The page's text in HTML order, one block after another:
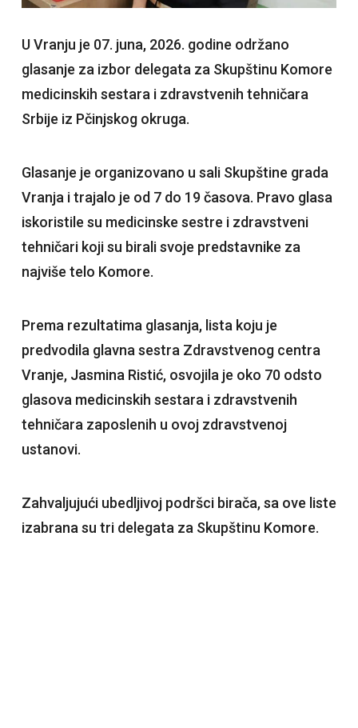
U Vranju je 07. juna, 2026. godine održano
glasanje za izbor delegata za Skupštinu Komore
medicinskih sestara i zdravstvenih tehničara
Srbije iz Pčinjskog okruga.
Glasanje je organizovano u sali Skupštine grada
Vranja i trajalo je od 7 do 19 časova. Pravo glasa
iskoristile su medicinske sestre i zdravstveni
tehničari koji su birali svoje predstavnike za
najviše telo Komore.
Prema rezultatima glasanja, lista koju je
predvodila glavna sestra Zdravstvenog centra
Vranje, Jasmina Ristić, osvojila je oko 70 odsto
glasova medicinskih sestara i zdravstvenih
tehničara zaposlenih u ovoj zdravstvenoj
ustanovi.
Zahvaljujući ubedljivoj podršci birača, sa ove liste
izabrana su tri delegata za Skupštinu Komore.